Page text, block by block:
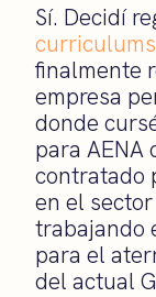
Sí. Decidí
curriculums
finalmente
empresa
donde
para AENA
contratado
en el
trabajando
para el
del actual